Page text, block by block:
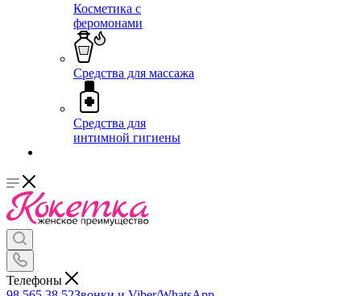
Косметика с
феромонами
Средства для массажа
Средства для
интимной гигиены
Телефоны